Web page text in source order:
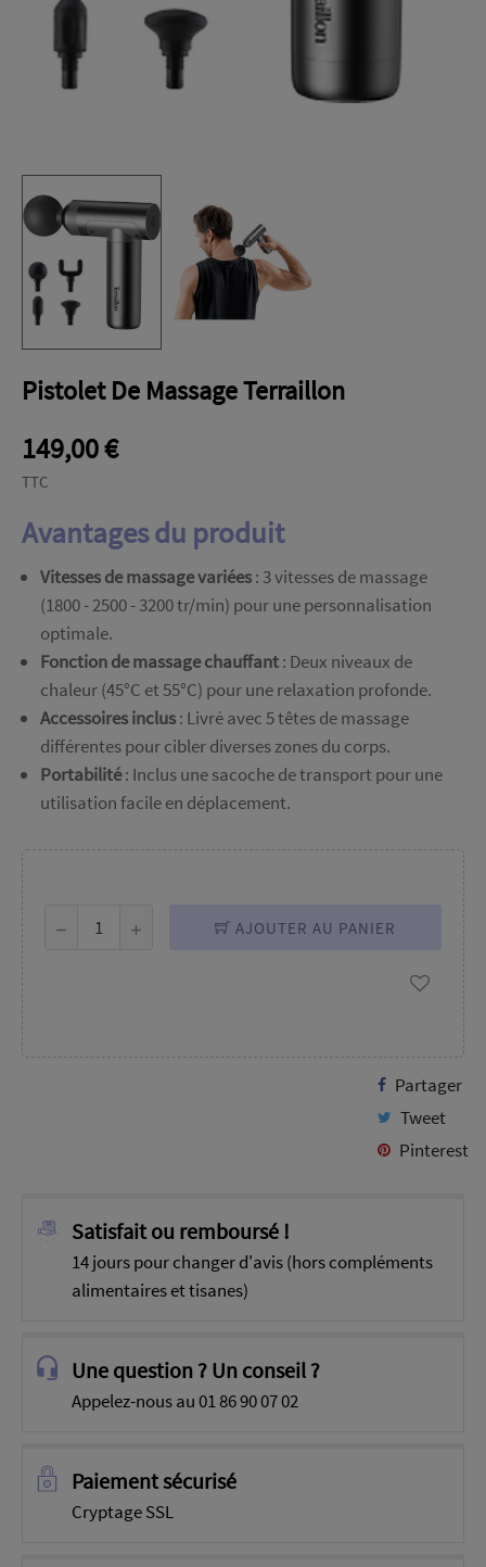
Pistolet De Massage Terraillon
149,00 €
TTC
Avantages du produit
Vitesses de massage variées: 3 vitesses de massage
(1800 - 2500 - 3200 tr/min) pour une personnalisation
optimale.
Fonction de massage chauffant: Deux niveaux de
chaleur (45°C et 55°C) pour une relaxation profonde.
Accessoires inclus: Livré avec 5 têtes de massage
différentes pour cibler diverses zones du corps.
Portabilité: Inclus une sacoche de transport pour une
utilisation facile en déplacement.
AJOUTER AU PANIER
Partager
Tweet
Pinterest
Satisfait ou remboursé !
14 jours pour changer d'avis (hors compléments
alimentaires et tisanes)
Une question ? Un conseil ?
Appelez-nous au 01 86 90 07 02
Paiement sécurisé
Cryptage SSL